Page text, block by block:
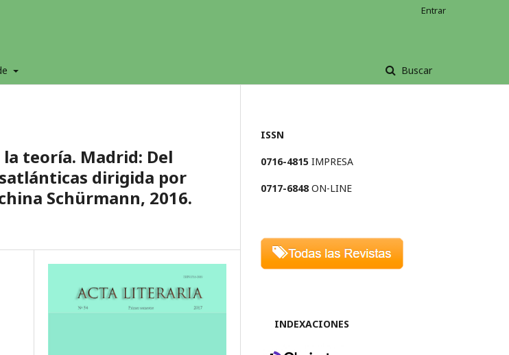
Buscar
Entrar
teoría. Madrid: Del
dirigida por
Schürmann, 2016.
ISSN
0716-4815 IMPRESA
0717-6848ON-LINE
INDEXACIONES